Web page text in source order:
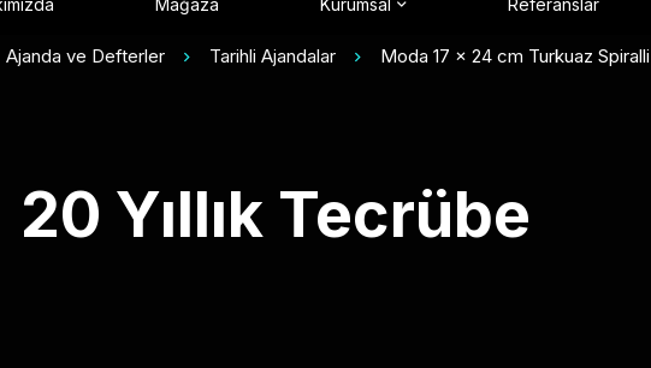
Mağaza Kurumsal Referanslar
Ajanda ve Defterler Tarihli Ajandalar Moda 17 x 24 cm Turkuaz
20 Yıllık Tecrübe